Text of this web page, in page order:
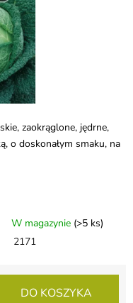
zaokrąglone, jędrne,
o doskonałym smaku, na
W magazynie (>5 ks)
2171
DO KOSZYKA